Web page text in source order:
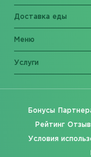
Доставка еды
Меню
Услуги
Бонусы
Рейтинг
Условия